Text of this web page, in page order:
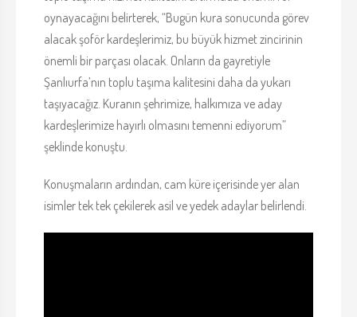
oynayacağını belirterek, “Bugün kura sonucunda görev
alacak şoför kardeşlerimiz, bu büyük hizmet zincirinin
önemli bir parçası olacak. Onların da gayretiyle
Şanlıurfa’nın toplu taşıma kalitesini daha da yukarı
taşıyacağız. Kuranın şehrimize, halkımıza ve aday
kardeşlerimize hayırlı olmasını temenni ediyorum”
şeklinde konuştu.
Konuşmaların ardından, cam küre içerisinde yer alan
isimler tek tek çekilerek asil ve yedek adaylar belirlendi.